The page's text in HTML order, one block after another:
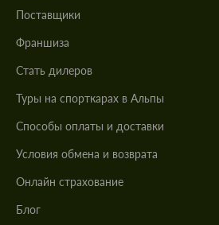
Поставщики
Франшиза
Стать дилеров
Туры на спорткарах в Альпы
Cпособы оплаты и доставки
Условия обмена и возврата
Онлайн страхование
Блог